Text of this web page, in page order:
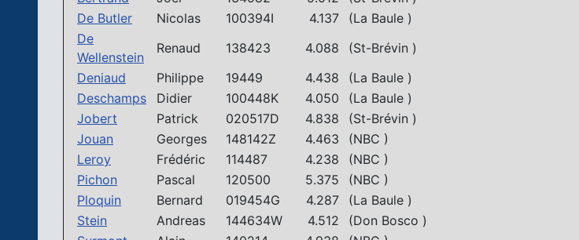
De Butler
Nicolas 100394I 4.137 (La Baule )
De
Wellenstein
Renaud 138423 4.088
(St-Brévin )
Deniaud
Philippe 19449 4.438
(La Baule )
Deschamps
Didier 100448K 4.050
(La Baule )
Jobert
Patrick 020517D 4.838
(St-Brévin )
Jouan
Georges 148142Z 4.463
(NBC )
Leroy
Frédéric 114487 4.238
(NBC )
Pichon
Pascal 120500 5.375
(NBC )
Ploquin
Bernard 019454G 4.287 (La Baule )
Stein
Andreas 144634W 4.512
(Don Bosco )